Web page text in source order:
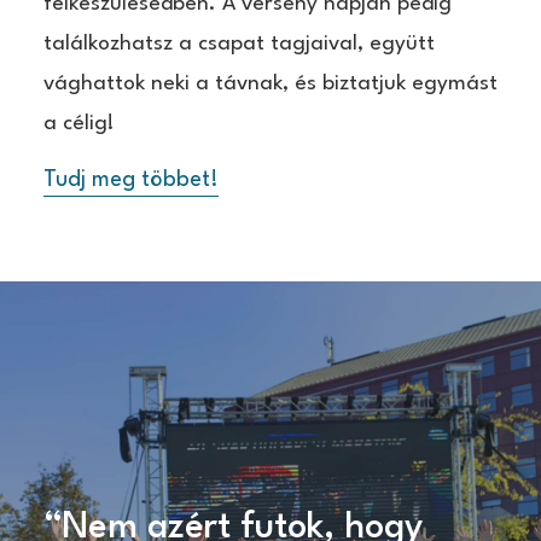
felkészülésedben. A verseny napján pedig
találkozhatsz a csapat tagjaival, együtt
vághattok neki a távnak, és biztatjuk egymást
a célig!
Tudj meg többet!
“Nem azért futok, hogy